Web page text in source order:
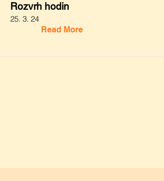
Rozvrh hodin
25. 3. 24
Read More